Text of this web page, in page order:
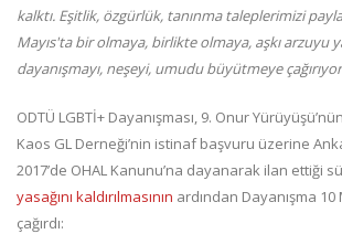
kalktı. Eşitlik, özgürlük, tanınma taleplerimizi
Mayıs'ta bir olmaya, birlikte olmaya, aşkı arzuyu
dayanışmayı, neşeyi, umudu büyütmeye
ODTÜ LGBTİ+ Dayanışması, 9. Onur
Kaos GL Derneği’nin istinaf başvuru üzerine
2017’de OHAL Kanunu’na dayanarak ilan ettiği
yasağını kaldırılmasının ardından Dayanışma 10
çağırdı: